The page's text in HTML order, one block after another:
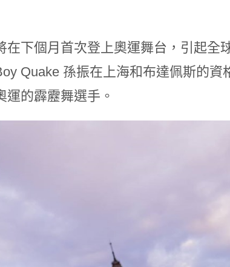
在下個月首次登上奧運舞台，引起全
Quake 孫振在上海和布達佩斯的
運的霹靂舞選手。